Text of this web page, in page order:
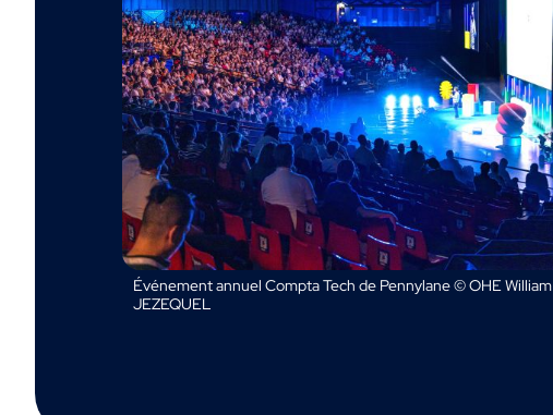
Événement annuel Compta Tech de Pennylane © OHE William
JEZEQUEL